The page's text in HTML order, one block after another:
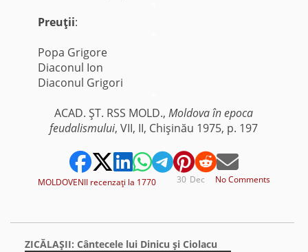
Preuţii:
Popa Grigore
Diaconul Ion
Diaconul Grigori
ACAD. ŞT. RSS MOLD.,Moldova în epoca
feudalismului, VII, II, Chişinău 1975, p. 197
MOLDOVENII recenzaţi la 1770 No Comments
Dec
30
ZICĂLAŞII: Cântecele lui Dinicu şi Ciolacu